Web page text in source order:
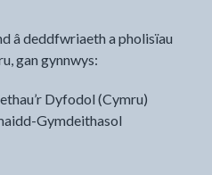
â deddfwriaeth a pholisïau
gan gynnwys:
Dyfodol (Cymru)
Gymdeithasol